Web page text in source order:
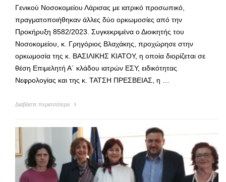
Γενικού Νοσοκομείου Λάρισας με ιατρικό προσωπικό,
πραγματοποιήθηκαν άλλες δύο ορκωμοσίες από την
Προκήρυξη 8582/2023. Συγκεκριμένα ο Διοικητής του
Νοσοκομείου, κ. Γρηγόριος Βλαχάκης, προχώρησε στην
ορκωμοσία της κ. ΒΑΣΙΛΙΚΗΣ ΚΙΑΤΟΥ, η οποία διορίζεται σε
θέση Επιμελητή Α΄ κλάδου ιατρών ΕΣΥ, ειδικότητας
Νεφρολογίας και της κ. ΤΑΤΣΗ ΠΡΕΣΒΕΙΑΣ, η …
Διαβάστε περισσότερα